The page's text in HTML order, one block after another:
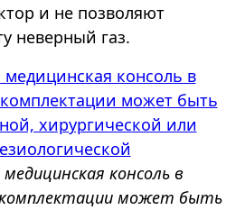
и не позволяют
неверный газ.
консоль в
может быть